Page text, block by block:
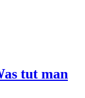
tut man